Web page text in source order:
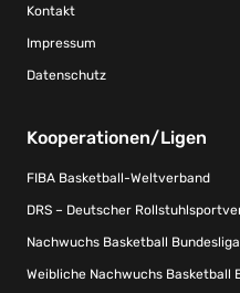
Kontakt
Impressum
Datenschutz
Kooperationen/Ligen
FIBA Basketball-Weltverband
DRS – Deutscher
Nachwuchs Basketball
Weibliche Nachwuchs Basketball